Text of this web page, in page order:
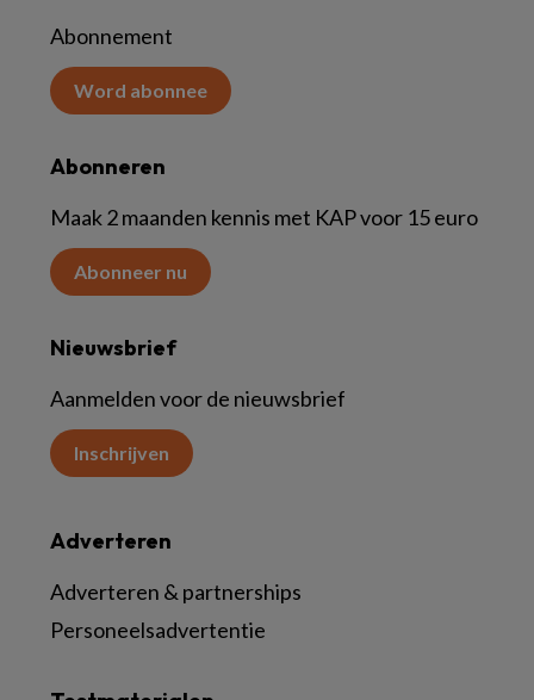
Abonnement
Word abonnee
Abonneren
Maak 2 maanden kennis met KAP voor 15 euro
Abonneer nu
Nieuwsbrief
Aanmelden voor de nieuwsbrief
Inschrijven
Adverteren
Adverteren & partnerships
Personeelsadvertentie